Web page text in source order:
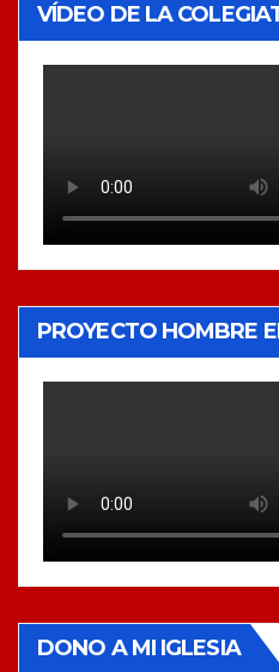
VÍDEO DE LA
PROYECTO HOMBRE
DONO A MI IGLESIA